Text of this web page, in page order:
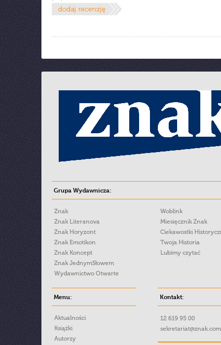
Grupa Wydawnicza:
Znak
Znak Literanova
Znak Horyzont
Znak Emotikon
Znak Koncept
Znak JednymSłowem
Wydawnictwo Otwarte
Woblink
Miesięcznik Znak
Ciekawostki
Twoja Historia
Lubimy czytać
Menu:
Aktualności
Książki
Autorzy
Kontakt:
12 619 95 00